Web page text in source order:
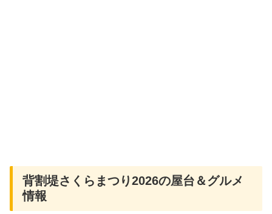
背割堤さくらまつり2026の屋台＆グルメ
情報